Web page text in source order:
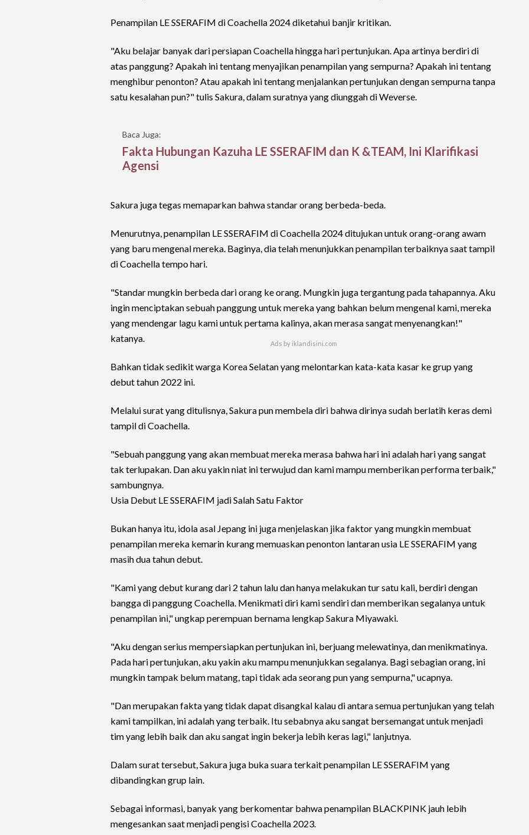
Penampilan LE SSERAFIM di Coachella 2024 diketahui banjir kritikan.
"Aku belajar banyak dari persiapan Coachella hingga hari pertunjukan. Apa artinya berdiri di
atas panggung? Apakah ini tentang menyajikan penampilan yang sempurna? Apakah ini tentang
menghibur penonton? Atau apakah ini tentang menjalankan pertunjukan dengan sempurna tanpa
satu kesalahan pun?" tulis Sakura, dalam suratnya yang diunggah di Weverse.
Baca Juga:
Fakta Hubungan Kazuha LE SSERAFIM dan K &TEAM, Ini Klarifikasi
Agensi
Sakura juga tegas memaparkan bahwa standar orang berbeda-beda.
Menurutnya, penampilan LE SSERAFIM di Coachella 2024 ditujukan untuk orang-orang awam
yang baru mengenal mereka. Baginya, dia telah menunjukkan penampilan terbaiknya saat tampil
di Coachella tempo hari.
"Standar mungkin berbeda dari orang ke orang. Mungkin juga tergantung pada tahapannya. Aku
ingin menciptakan sebuah panggung untuk mereka yang bahkan belum mengenal kami, mereka
yang mendengar lagu kami untuk pertama kalinya, akan merasa sangat menyenangkan!"
katanya.
Bahkan tidak sedikit warga Korea Selatan yang melontarkan kata-kata kasar ke grup yang
debut tahun 2022 ini.
Melalui surat yang ditulisnya, Sakura pun membela diri bahwa dirinya sudah berlatih keras demi
tampil di Coachella.
"Sebuah panggung yang akan membuat mereka merasa bahwa hari ini adalah hari yang sangat
tak terlupakan. Dan aku yakin niat ini terwujud dan kami mampu memberikan performa terbaik,"
sambungnya.
Usia Debut LE SSERAFIM jadi Salah Satu Faktor
Bukan hanya itu, idola asal Jepang ini juga menjelaskan jika faktor yang mungkin membuat
penampilan mereka kemarin kurang memuaskan penonton lantaran usia LE SSERAFIM yang
masih dua tahun debut.
"Kami yang debut kurang dari 2 tahun lalu dan hanya melakukan tur satu kali, berdiri dengan
bangga di panggung Coachella. Menikmati diri kami sendiri dan memberikan segalanya untuk
penampilan ini," ungkap perempuan bernama lengkap Sakura Miyawaki.
"Aku dengan serius mempersiapkan pertunjukan ini, berjuang melewatinya, dan menikmatinya.
Pada hari pertunjukan, aku yakin aku mampu menunjukkan segalanya. Bagi sebagian orang, ini
mungkin tampak belum matang, tapi tidak ada seorang pun yang sempurna," ucapnya.
"Dan merupakan fakta yang tidak dapat disangkal kalau di antara semua pertunjukan yang telah
kami tampilkan, ini adalah yang terbaik. Itu sebabnya aku sangat bersemangat untuk menjadi
tim yang lebih baik dan aku sangat ingin bekerja lebih keras lagi," lanjutnya.
Dalam surat tersebut, Sakura juga buka suara terkait penampilan LE SSERAFIM yang
dibandingkan grup lain.
Sebagai informasi, banyak yang berkomentar bahwa penampilan BLACKPINK jauh lebih
mengesankan saat menjadi pengisi Coachella 2023.